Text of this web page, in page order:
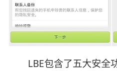
LBE包含了五大安全